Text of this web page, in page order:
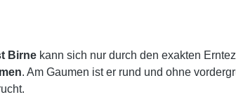
Birne kann sich nur durch den exakten
. Am Gaumen ist er rund und ohne